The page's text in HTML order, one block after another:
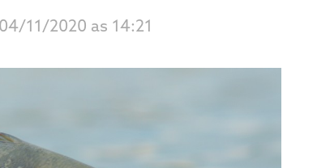
11/2020 as 14:21